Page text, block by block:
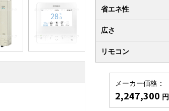
省エネ性
広さ
リモコン
メーカー価格：
2,247,300 円